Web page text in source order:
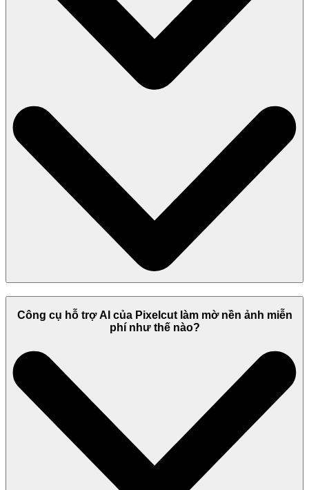
Công cụ hỗ trợ AI của Pixelcut làm mờ nền ảnh miễn
phí như thế nào?